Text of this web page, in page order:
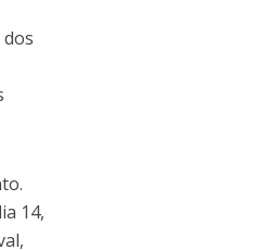
14,